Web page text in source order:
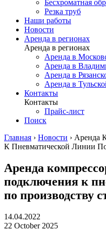
Бесхроматная
Резка труб
Наши работы
Новости
Аренда в регионах
Аренда в регионах
Аренда в
Аренда в
Аренда в
Аренда в
Контакты
Контакты
Прайс-лист
Поиск
Главная › Новости › Аренда
К Пневматической Линии
Аренда
подключения к
по производству
14.04.2022
22 October 2025